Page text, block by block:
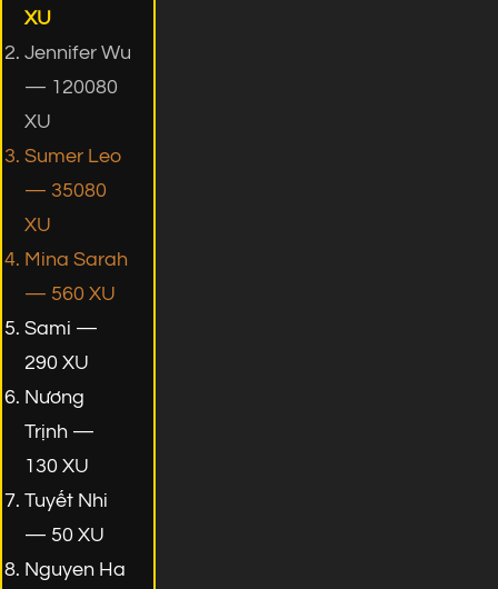
XU
Jennifer Wu
— 120080
XU
Sumer Leo
— 35080
XU
Mina Sarah
— 560 XU
Sami —
290 XU
Nương
Trịnh —
130 XU
Tuyết Nhi
— 50 XU
Nguyen Ha